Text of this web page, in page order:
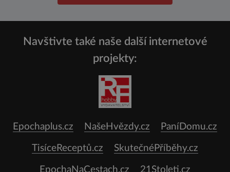
Navštivte také naše další internetové
projekty:
Epochaplus.cz NašeHvězdy.cz PaníDomu.cz
TisíceReceptů.cz SkutečnéPříběhy.cz
EpochaNaCestach.cz 21Stoleti.cz